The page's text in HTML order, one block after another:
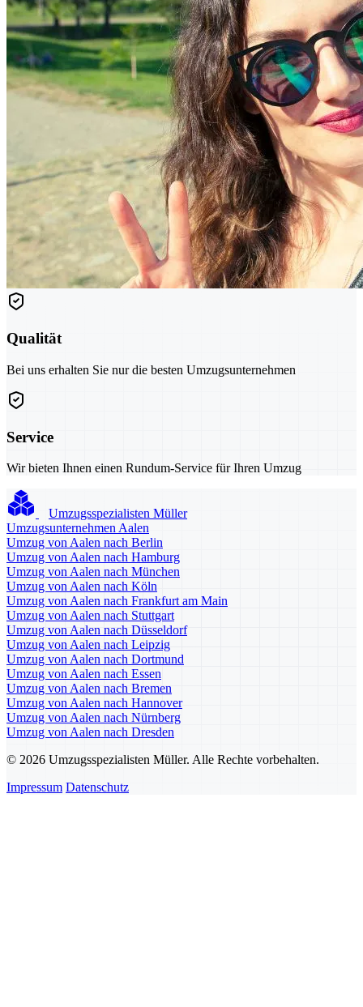
Qualität
Bei uns erhalten Sie nur die besten Umzugsunternehmen
Service
Wir bieten Ihnen einen Rundum-Service für Ihren Umzug
Umzugsspezialisten Müller
Umzugsunternehmen Aalen
Umzug von Aalen nach Berlin
Umzug von Aalen nach Hamburg
Umzug von Aalen nach München
Umzug von Aalen nach Köln
Umzug von Aalen nach Frankfurt am Main
Umzug von Aalen nach Stuttgart
Umzug von Aalen nach Düsseldorf
Umzug von Aalen nach Leipzig
Umzug von Aalen nach Dortmund
Umzug von Aalen nach Essen
Umzug von Aalen nach Bremen
Umzug von Aalen nach Hannover
Umzug von Aalen nach Nürnberg
Umzug von Aalen nach Dresden
© 2026 Umzugsspezialisten Müller. Alle Rechte vorbehalten.
Impressum Datenschutz